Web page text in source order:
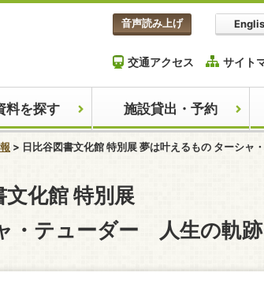
音声読み上げ
交通アクセス サイト
料を探す 施設貸出・予約
日比谷図書文化館 特別展 夢は叶えるもの ターシ
文化館 特別展
・テューダー 人生の軌跡